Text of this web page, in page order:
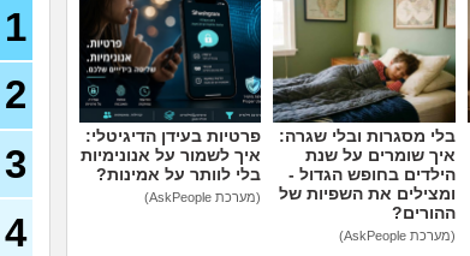
בלי מסגרות ובלי שגרה:
איך שומרים על שנת
הילדים בחופש הגדול -
ומצילים את השפיות של
ההורים?
(מערכת AskPeople)
פרטיות בעידן הדיגיטלי:
איך לשמור על אנונימיות
בלי לוותר על אמינות?
(מערכת AskPeople)
40)
1
2
3
4